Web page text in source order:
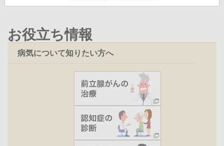
お役立ち情報
病気について知りたい方へ